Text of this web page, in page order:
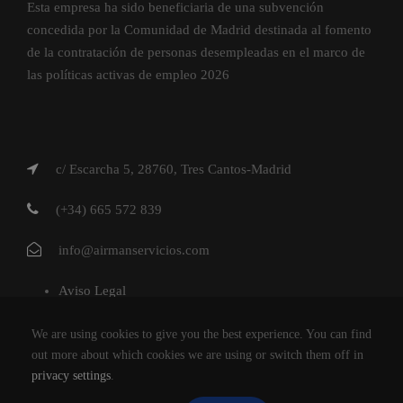
Esta empresa ha sido beneficiaria de una subvención
concedida por la Comunidad de Madrid destinada al fomento
de la contratación de personas desempleadas en el marco de
las políticas activas de empleo 2026
c/ Escarcha 5, 28760, Tres Cantos-Madrid
(+34) 665 572 839
info@airmanservicios.com
Aviso Legal
Política de Cookies
We are using cookies to give you the best experience. You can find
out more about which cookies we are using or switch them off in
privacy settings.